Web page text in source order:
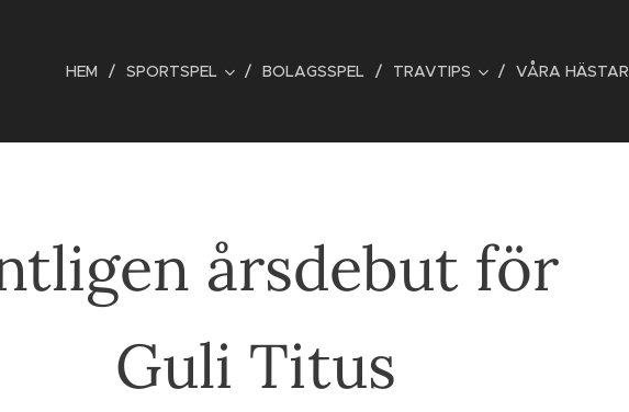
HEM SPORTSPEL BOLAGSSPEL TRAVTIPS VÅRA HÄSTAR
årsdebut för
Guli Titus